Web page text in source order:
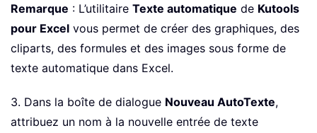
Remarque : L’utilitaire Texte automatique de Kutools
pour Excel vous permet de créer des graphiques, des
cliparts, des formules et des images sous forme de
texte automatique dans Excel.
3. Dans la boîte de dialogue Nouveau AutoTexte,
attribuez un nom à la nouvelle entrée de texte